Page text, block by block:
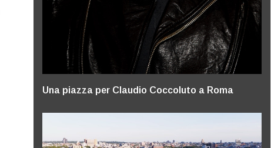
Una piazza per Claudio Coccoluto a Roma